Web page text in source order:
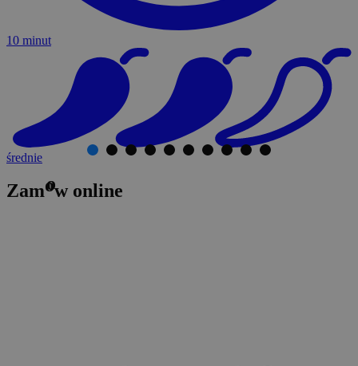
10 minut
średnie
Zamow online